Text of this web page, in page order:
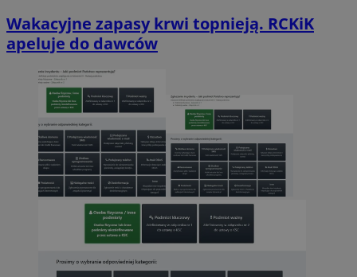
Wakacyjne zapasy krwi topnieją. RCKiK
apeluje do dawców